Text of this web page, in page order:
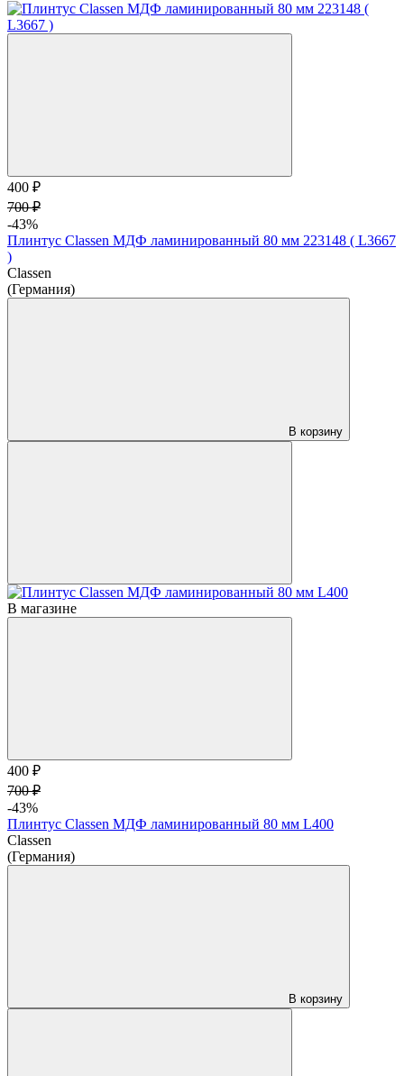
400 ₽
700 ₽
-43%
Плинтус Classen МДФ ламинированный 80 мм 223148 ( L3667
)
Classen
(Германия)
В корзину
В магазине
400 ₽
700 ₽
-43%
Плинтус Classen МДФ ламинированный 80 мм L400
Classen
(Германия)
В корзину